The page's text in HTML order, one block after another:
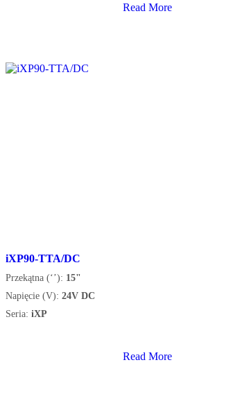
Read More
iXP90-TTA/DC
Przekątna (‘’): 15"
Napięcie (V): 24V DC
Seria: iXP
Read More